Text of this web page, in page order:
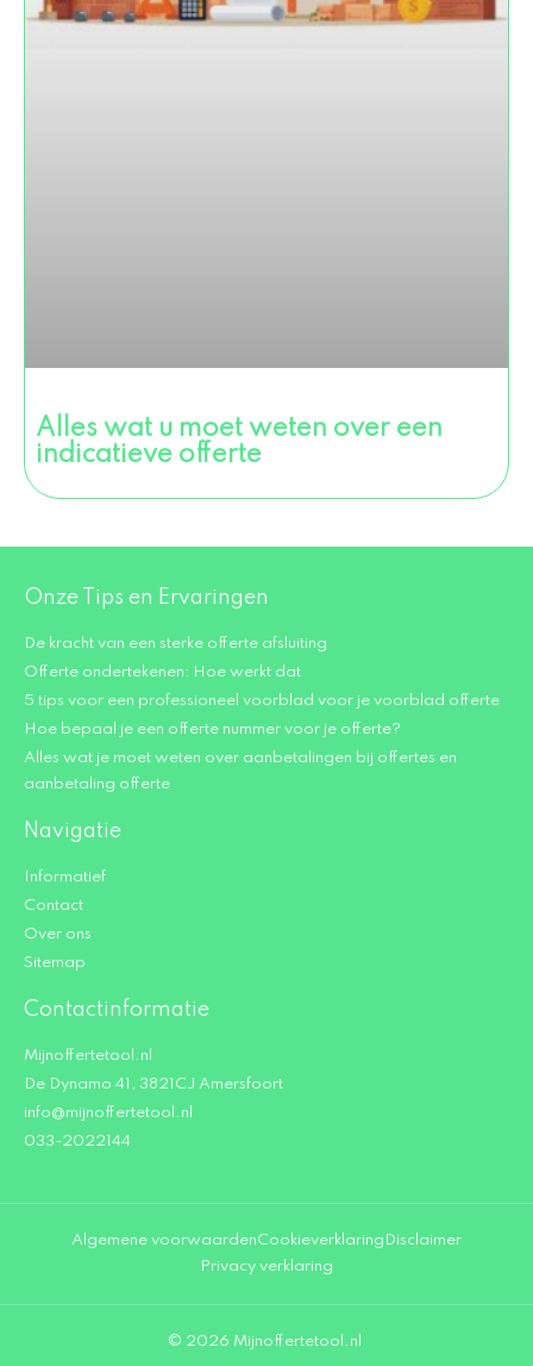
Alles wat u moet weten over een
indicatieve offerte
Onze Tips en Ervaringen
De kracht van een sterke offerte afsluiting
Offerte ondertekenen: Hoe werkt dat
5 tips voor een professioneel voorblad voor je voorblad offerte
Hoe bepaal je een offerte nummer voor je offerte?
Alles wat je moet weten over aanbetalingen bij offertes en
aanbetaling offerte
Navigatie
Informatief
Contact
Over ons
Sitemap
Contactinformatie
Mijnoffertetool.nl
De Dynamo 41, 3821CJ Amersfoort
info@mijnoffertetool.nl
033-2022144
Algemene voorwaardenCookieverklaring Disclaimer
Privacy verklaring
© 2026 Mijnoffertetool.nl